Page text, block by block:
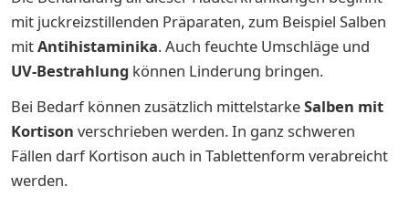
mit juckreizstillenden Präparaten, zum Beispiel Salben
mitAntihistaminika. Auch feuchte Umschläge und
UV-Bestrahlung können Linderung bringen.
Bei Bedarf können zusätzlich mittelstarkeSalben mit
Kortison verschrieben werden. In ganz schweren
Fällen darf Kortison auch in Tablettenform verabreicht
werden.